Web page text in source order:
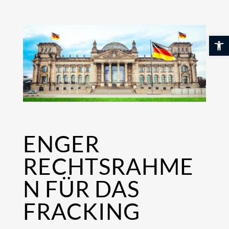
ENGER
RECHTSRAHME
N FÜR DAS
FRACKING